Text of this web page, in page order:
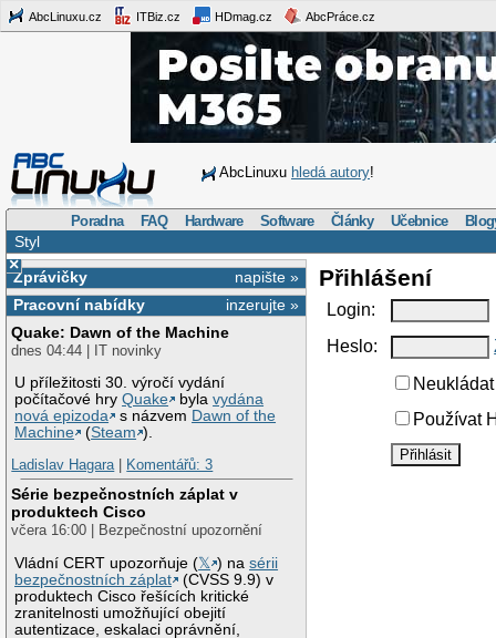
AbcLinuxu.cz ITBiz.cz HDmag.cz AbcPráce.cz
AbcLinuxu hledá autory!
Poradna FAQ Hardware Software Články Učebnice
Styl
×
napište »
Zprávičky
inzerujte »
Pracovní nabídky
Quake: Dawn of the Machine
dnes 04:44 | IT novinky
U příležitosti 30. výročí vydání
počítačové hryQuake bylavydána
nová epizoda
s názvem Dawn of the
Machine
(Steam ).
Ladislav Hagara| Komentářů: 3
Série bezpečnostních záplat v
produktech Cisco
včera 16:00 | Bezpečnostní upozornění
Vládní CERT upozorňuje (𝕏 ) nasérii
bezpečnostních záplat
(CVSS 9.9) v
produktech Cisco řešících kritické
zranitelnosti umožňující obejití
autentizace, eskalaci oprávnění,
Přihlášení
Login:
Heslo:
Používat